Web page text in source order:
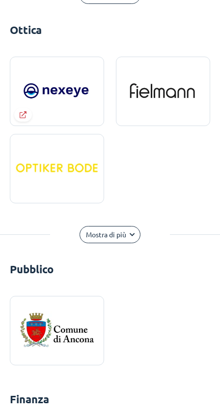
Ottica
Mostra di più
Pubblico
Finanza